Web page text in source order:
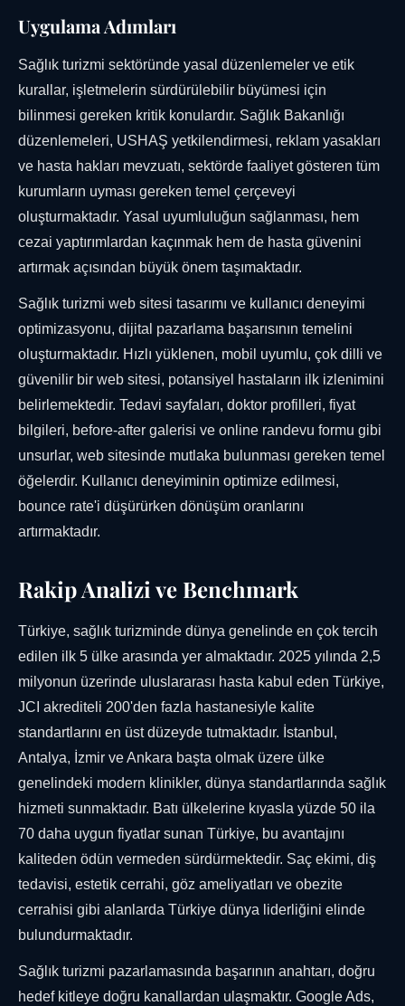
Uygulama Adımları
Sağlık turizmi sektöründe yasal düzenlemeler ve etik
kurallar, işletmelerin sürdürülebilir büyümesi için
bilinmesi gereken kritik konulardır. Sağlık Bakanlığı
düzenlemeleri, USHAŞ yetkilendirmesi, reklam yasakları
ve hasta hakları mevzuatı, sektörde faaliyet gösteren tüm
kurumların uyması gereken temel çerçeveyi
oluşturmaktadır. Yasal uyumluluğun sağlanması, hem
cezai yaptırımlardan kaçınmak hem de hasta güvenini
artırmak açısından büyük önem taşımaktadır.
Sağlık turizmi web sitesi tasarımı ve kullanıcı deneyimi
optimizasyonu, dijital pazarlama başarısının temelini
oluşturmaktadır. Hızlı yüklenen, mobil uyumlu, çok dilli ve
güvenilir bir web sitesi, potansiyel hastaların ilk izlenimini
belirlemektedir. Tedavi sayfaları, doktor profilleri, fiyat
bilgileri, before-after galerisi ve online randevu formu gibi
unsurlar, web sitesinde mutlaka bulunması gereken temel
öğelerdir. Kullanıcı deneyiminin optimize edilmesi,
bounce rate'i düşürürken dönüşüm oranlarını
artırmaktadır.
Rakip Analizi ve Benchmark
Türkiye, sağlık turizminde dünya genelinde en çok tercih
edilen ilk 5 ülke arasında yer almaktadır. 2025 yılında 2,5
milyonun üzerinde uluslararası hasta kabul eden Türkiye,
JCI akrediteli 200'den fazla hastanesiyle kalite
standartlarını en üst düzeyde tutmaktadır. İstanbul,
Antalya, İzmir ve Ankara başta olmak üzere ülke
genelindeki modern klinikler, dünya standartlarında sağlık
hizmeti sunmaktadır. Batı ülkelerine kıyasla yüzde 50 ila
70 daha uygun fiyatlar sunan Türkiye, bu avantajını
kaliteden ödün vermeden sürdürmektedir. Saç ekimi, diş
tedavisi, estetik cerrahi, göz ameliyatları ve obezite
cerrahisi gibi alanlarda Türkiye dünya liderliğini elinde
bulundurmaktadır.
Sağlık turizmi pazarlamasında başarının anahtarı, doğru
hedef kitleye doğru kanallardan ulaşmaktır. Google Ads,